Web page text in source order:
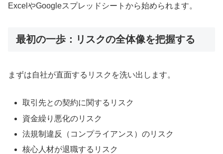
ExcelやGoogleスプレッドシートから始められます。
最初の一歩：リスクの全体像を把握する
まずは自社が直面するリスクを洗い出します。
取引先との契約に関するリスク
資金繰り悪化のリスク
法規制違反（コンプライアンス）のリスク
核心人材が退職するリスク